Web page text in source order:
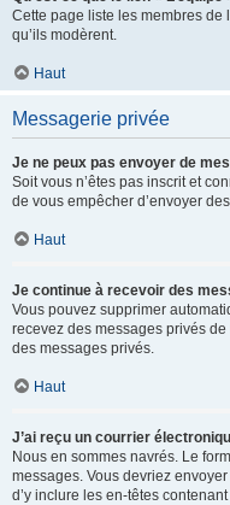
Cette page liste les membres de
qu’ils modèrent.
Haut
Messagerie privée
Je ne peux pas envoyer de
Soit vous n’êtes pas inscrit et
de vous empêcher d’envoyer
Haut
Je continue à recevoir des
Vous pouvez supprimer
recevez des messages privés
des messages privés.
Haut
J’ai reçu un courrier
Nous en sommes navrés. Le
messages. Vous devriez
d’y inclure les en-têtes